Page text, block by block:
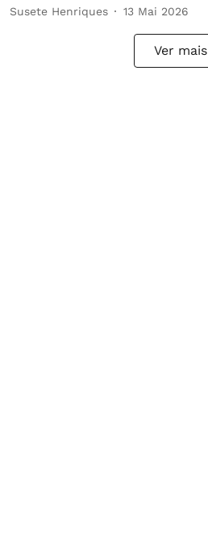
Susete Henriques 13 Mai 2026
Ver mais